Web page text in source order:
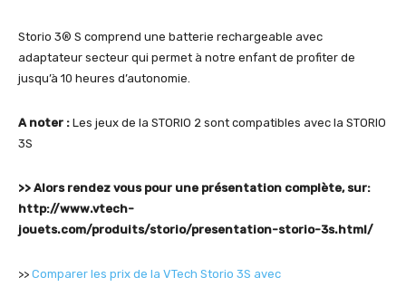
Storio 3® S comprend une batterie rechargeable avec
adaptateur secteur qui permet à notre enfant de profiter de
jusqu’à 10 heures d’autonomie.
A noter : Les jeux de la STORIO 2 sont compatibles avec la STORIO
3S
>> Alors rendez vous pour une présentation complète, sur:
http://www.vtech-
jouets.com/produits/storio/presentation-storio-3s.html/
>> Comparer les prix de la VTech Storio 3S avec